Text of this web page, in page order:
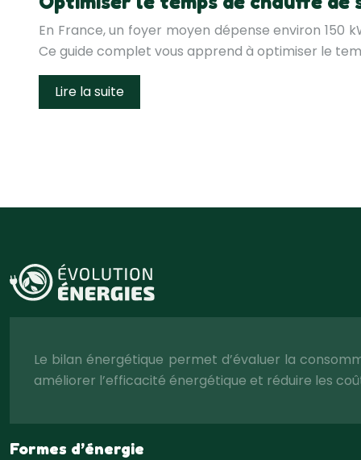
En France, un foyer moyen dépense environ
Ce guide complet vous apprend à optimiser le
Lire la suite
Le bilan énergétique permet d’évaluer la
améliorer l’efficacité énergétique et réduire les
Formes d’énergie